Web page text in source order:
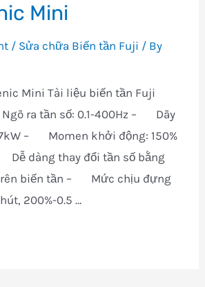
Mini
/ Sửa chữa Biến tần Fuji / By
Mini Tài liệu biến tần Fuji
ra tần số: 0.1-400Hz – Dãy
– Momen khởi động: 150%
dàng thay đổi tần số bằng
biến tần – Mức chịu đựng
200%-0.5 …